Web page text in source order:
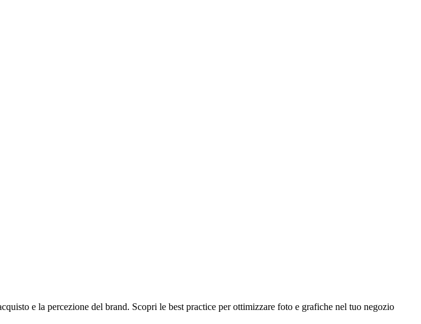
e la percezione del brand. Scopri le best practice per ottimizzare foto e grafiche nel tuo negozio